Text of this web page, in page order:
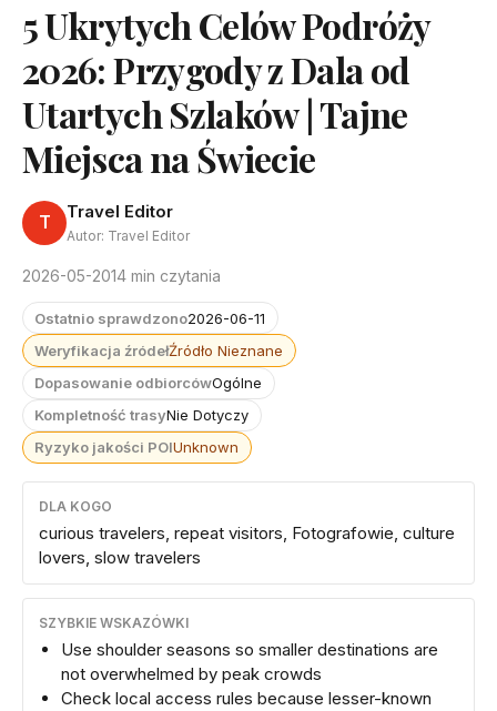
5 Ukrytych Celów Podróży
2026: Przygody z Dala od
Utartych Szlaków | Tajne
Miejsca na Świecie
T Travel Editor
Autor: Travel Editor
2026-05-2014 min czytania
Ostatnio sprawdzono2026-06-11
Weryfikacja źródełŹródło Nieznane
Dopasowanie odbiorcówOgólne
Kompletność trasyNie Dotyczy
Ryzyko jakości POIUnknown
DLA KOGO
curious travelers, repeat visitors, Fotografowie, culture
lovers, slow travelers
SZYBKIE WSKAZÓWKI
Use shoulder seasons so smaller destinations are
not overwhelmed by peak crowds
Check local access rules because lesser-known